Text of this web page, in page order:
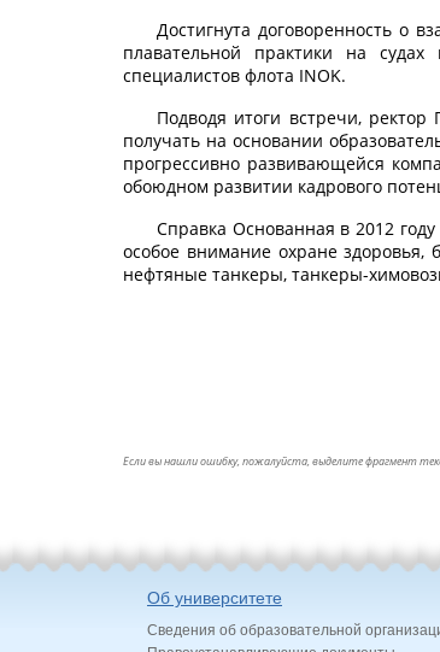
Достигнута договоренность о
плавательной практики на
специалистов флота INOK.
Подводя итоги встречи,
получать на основании
прогрессивно развивающейся
обоюдном развитии кадрового
Справка Основанная в 2012
особое внимание охране
нефтяные танкеры, танкеры-
Если вы нашли ошибку, пожалуйста, выделите фрагмент
Об университете
Сведения об образовательной